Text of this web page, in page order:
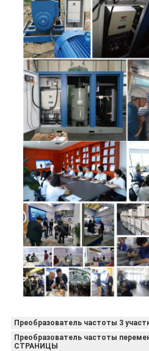
Преобразователь частоты 3
Преобразователь частоты
СТРАНИЦЫ